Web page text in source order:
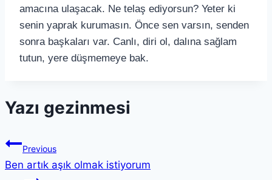
amacına ulaşacak. Ne telaş ediyorsun? Yeter ki
senin yaprak kurumasın. Önce sen varsın, senden
sonra başkaları var. Canlı, diri ol, dalına sağlam
tutun, yere düşmemeye bak.
Yazı gezinmesi
Previous
Ben artık aşık olmak istiyorum